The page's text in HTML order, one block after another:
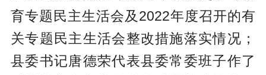
育专题民主生活会及2022年度召开的有
关专题民主生活会整改措施落实情况；
县委书记唐德荣代表县委常委班子作了